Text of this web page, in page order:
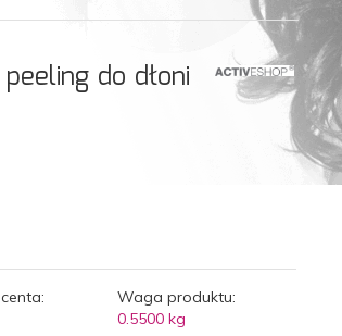
do dłoni
Waga produktu:
0.5500 kg